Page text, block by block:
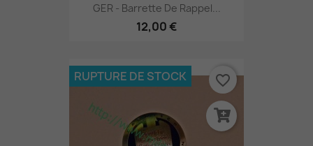
GER - Barrette De Rappel...
12,00 €
RUPTURE DE STOCK favorite_border